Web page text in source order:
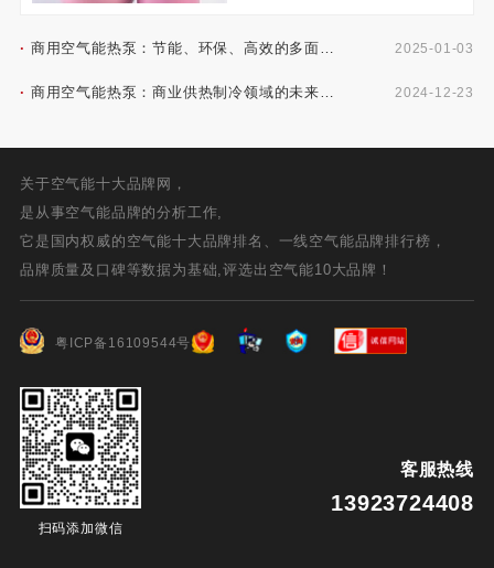
· 商用空气能热泵：节能、环保、高效的多面能
手
2025-01-03
· 商用空气能热泵：商业供热制冷领域的未来发 2024-12-23
关于空气能十大品牌网，
是从事空气能品牌的分析工作,
它是国内权威的空气能十大品牌排名、一线空气能品牌排行榜，
品牌质量及口碑等数据为基础,评选出空气能10大品牌！
客服热线
13923724408
粤ICP备16109544号
扫码添加微信